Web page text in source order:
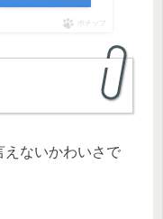
ポチップ
えないかわいさで